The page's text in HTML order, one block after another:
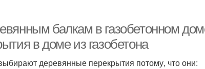
балкам в газобетонном
в доме из газобетона
деревянные перекрытия потому, что они: